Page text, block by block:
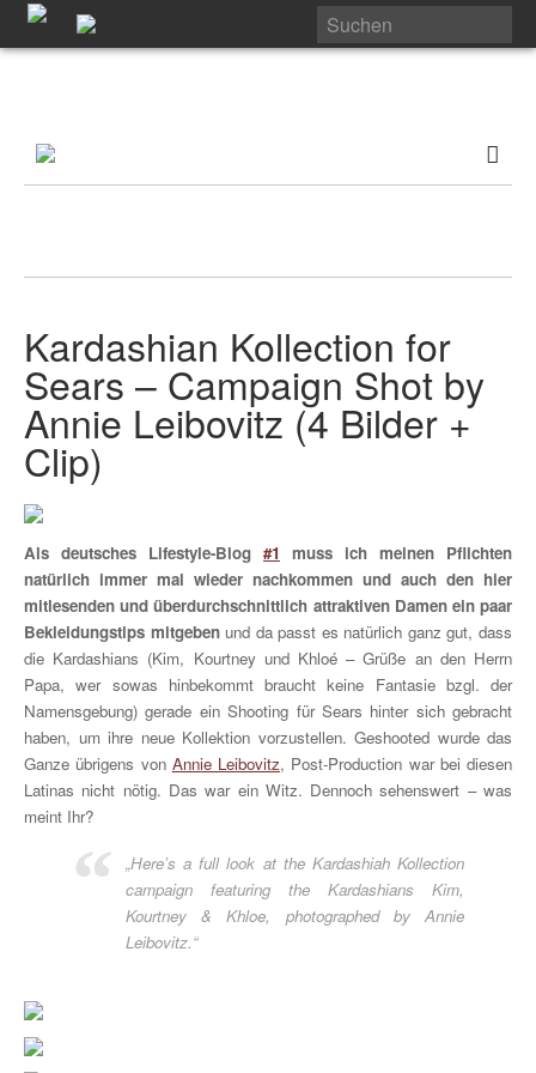
Kardashian Kollection for
Sears – Campaign Shot by
Annie Leibovitz (4 Bilder +
Clip)
Als deutsches Lifestyle-Blog #1
muss ich meinen Pflichten
natürlich immer mal wieder nachkommen und auch den hier
mitlesenden und überdurchschnittlich attraktiven Damen ein paar
Bekleidungstips mitgebenund da passt es natürlich ganz gut, dass
die Kardashians (Kim, Kourtney und Khloé – Grüße an den Herrn
Papa, wer sowas hinbekommt braucht keine Fantasie bzgl. der
Namensgebung) gerade ein Shooting für Sears hinter sich gebracht
haben, um ihre neue Kollektion vorzustellen. Geshooted wurde das
Ganze übrigens von Annie Leibovitz, Post-Production war bei diesen
Latinas nicht nötig. Das war ein Witz. Dennoch sehenswert – was
meint Ihr?
„Here’s a full look at the Kardashiah Kollection
campaign featuring the Kardashians Kim,
Kourtney & Khloe, photographed by Annie
Leibovitz.“